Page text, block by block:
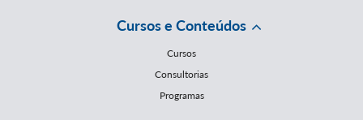
Cursos e Conteúdos
Cursos
Consultorias
Programas